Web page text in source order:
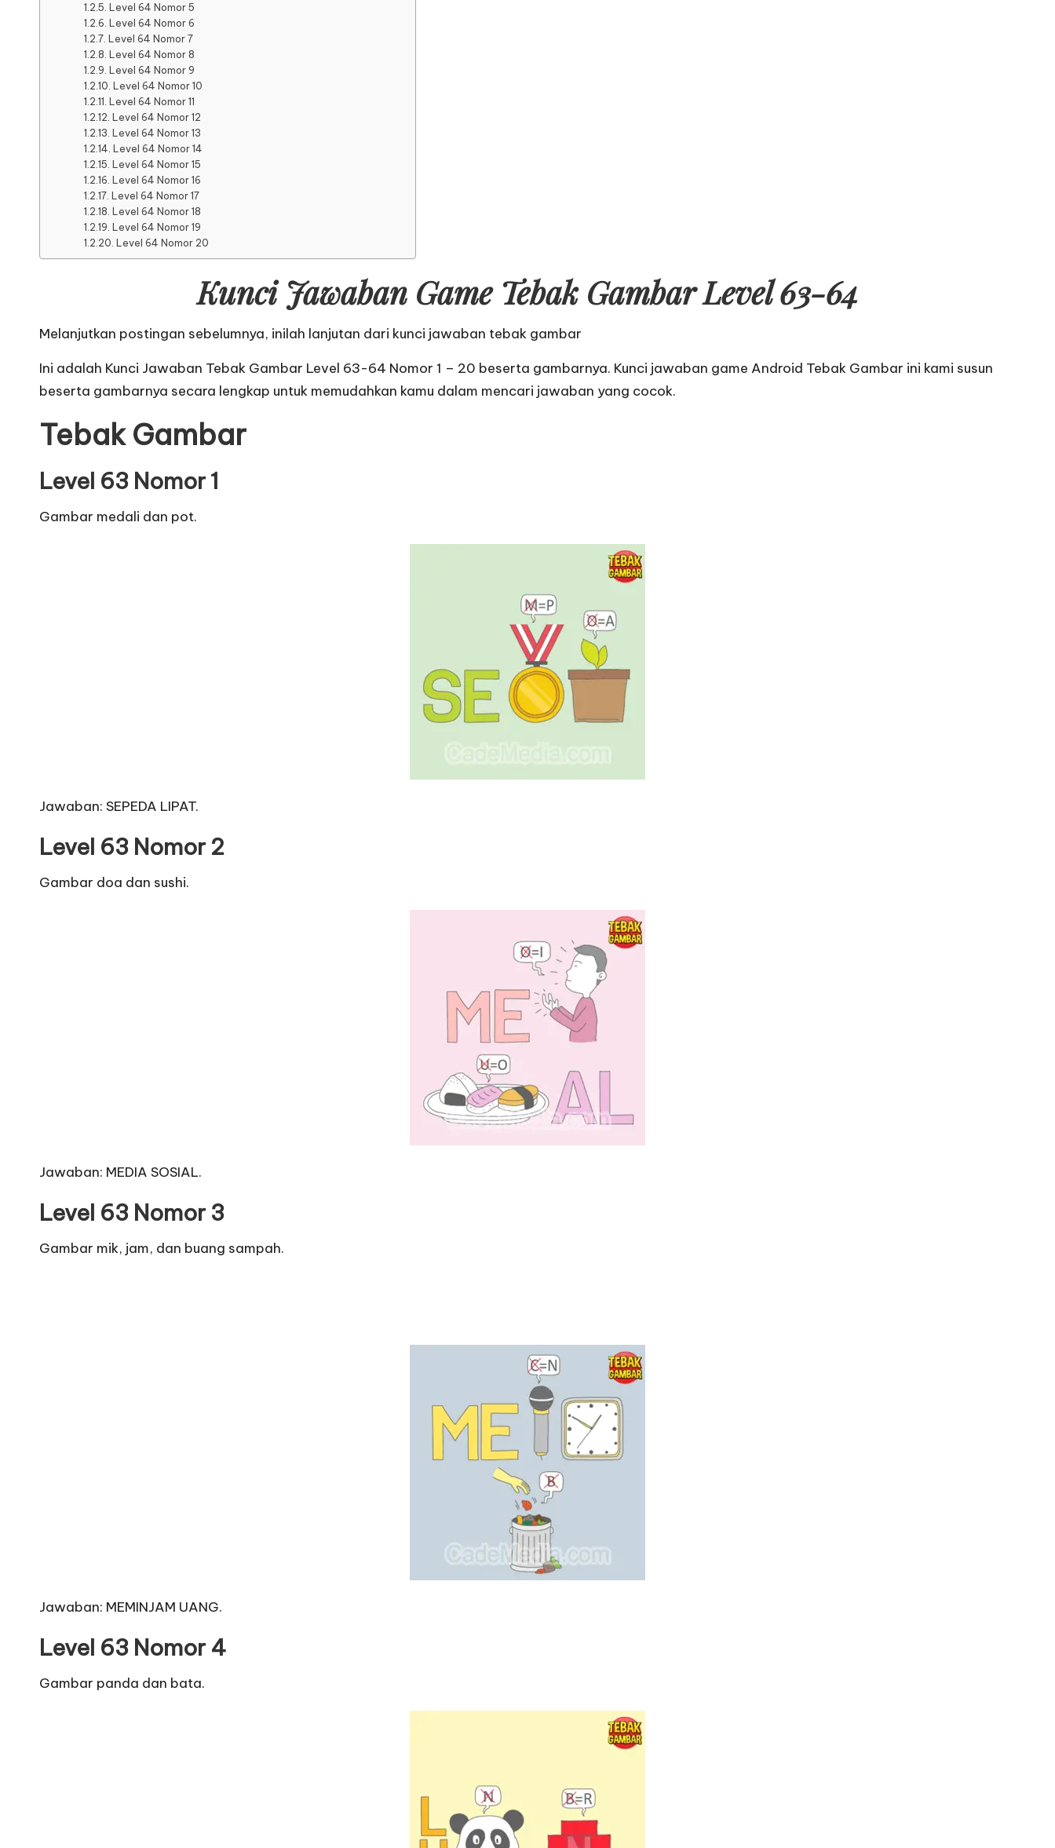
Level 64 Nomor 5
Level 64 Nomor 6
Level 64 Nomor 7
Level 64 Nomor 8
Level 64 Nomor 9
Level 64 Nomor 10
Level 64 Nomor 11
Level 64 Nomor 12
Level 64 Nomor 13
Level 64 Nomor 14
Level 64 Nomor 15
Level 64 Nomor 16
Level 64 Nomor 17
Level 64 Nomor 18
Level 64 Nomor 19
Level 64 Nomor 20
Kunci Jawaban Game Tebak Gambar Level 63-64
Melanjutkan postingan sebelumnya, inilah lanjutan dari kunci jawaban tebak gambar
Ini adalah Kunci Jawaban Tebak Gambar Level 63-64 Nomor 1 – 20 beserta gambarnya. Kunci jawaban game Android Tebak Gambar ini kami susun
beserta gambarnya secara lengkap untuk memudahkan kamu dalam mencari jawaban yang cocok.
Tebak Gambar
Level 63 Nomor 1
Gambar medali dan pot.
Jawaban: SEPEDA LIPAT.
Level 63 Nomor 2
Gambar doa dan sushi.
Jawaban: MEDIA SOSIAL.
Level 63 Nomor 3
Gambar mik, jam, dan buang sampah.
Jawaban: MEMINJAM UANG.
Level 63 Nomor 4
Gambar panda dan bata.